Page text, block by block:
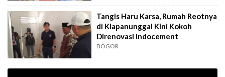
Tangis Haru Karsa, Rumah Reotnya
di Klapanunggal Kini Kokoh
Direnovasi Indocement
BOGOR